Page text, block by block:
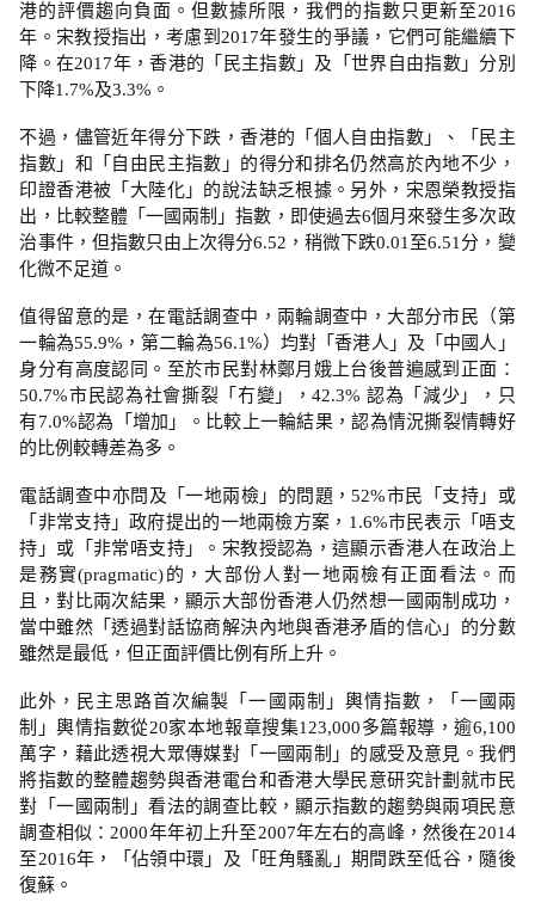
港的評價趨向負面。但數據所限，我們的指數只更新至2016
年。宋教授指出，考慮到2017年發生的爭議，它們可能繼續下
降。在2017年，香港的「民主指數」及「世界自由指數」分別
下降1.7%及3.3%。
不過，儘管近年得分下跌，香港的「個人自由指數」、「民主
指數」和「自由民主指數」的得分和排名仍然高於內地不少，
印證香港被「大陸化」的說法缺乏根據。另外，宋恩榮教授指
出，比較整體「一國兩制」指數，即使過去6個月來發生多次政
治事件，但指數只由上次得分6.52，稍微下跌0.01至6.51分，變
化微不足道。
值得留意的是，在電話調查中，兩輪調查中，大部分市民（第
一輪為55.9%，第二輪為56.1%）均對「香港人」及「中國人」
身分有高度認同。至於市民對林鄭月娥上台後普遍感到正面：
50.7%市民認為社會撕裂「冇變」，42.3% 認為「減少」，只
有7.0%認為「增加」。比較上一輪結果，認為情況撕裂情轉好
的比例較轉差為多。
電話調查中亦問及「一地兩檢」的問題，52%市民「支持」或
「非常支持」政府提出的一地兩檢方案，1.6%市民表示「唔支
持」或「非常唔支持」。宋教授認為，這顯示香港人在政治上
是務實(pragmatic)的，大部份人對一地兩檢有正面看法。而
且，對比兩次結果，顯示大部份香港人仍然想一國兩制成功，
當中雖然「透過對話協商解決內地與香港矛盾的信心」的分數
雖然是最低，但正面評價比例有所上升。
此外，民主思路首次編製「一國兩制」輿情指數，「一國兩
制」輿情指數從20家本地報章搜集123,000多篇報導，逾6,100
萬字，藉此透視大眾傳媒對「一國兩制」的感受及意見。我們
將指數的整體趨勢與香港電台和香港大學民意研究計劃就市民
對「一國兩制」看法的調查比較，顯示指數的趨勢與兩項民意
調查相似：2000年年初上升至2007年左右的高峰，然後在2014
至2016年，「佔領中環」及「旺角騷亂」期間跌至低谷，隨後
復蘇。